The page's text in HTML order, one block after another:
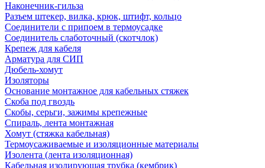
Наконечник-гильза
Разъем штекер, вилка, крюк, штифт, кольцо
Соединители с припоем в термоусадке
Соединитель слаботочный (скотчлок)
Крепеж для кабеля
Арматура для СИП
Дюбель-хомут
Изоляторы
Основание монтажное для кабельных стяжек
Скоба под гвоздь
Скобы, серьги, зажимы крепежные
Спираль, лента монтажная
Хомут (стяжка кабельная)
Термоусаживаемые и изоляционные материалы
Изолента (лента изоляционная)
Кабельная изолирующая трубка (кембрик)